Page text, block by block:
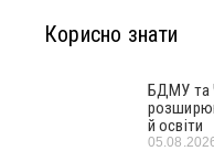
Корисно знати
БДМУ та
й освіти